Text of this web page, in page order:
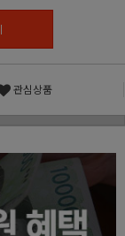
관심상품